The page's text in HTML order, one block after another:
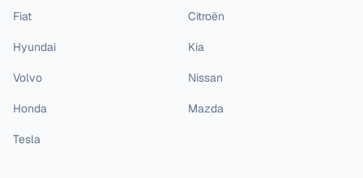
Fiat Citroën
Hyundai Kia
Volvo Nissan
Honda Mazda
Tesla